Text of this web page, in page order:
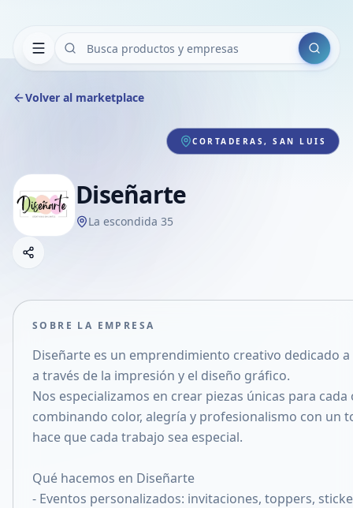
Buscar
Volver al marketplace
CORTADERAS, SAN LUIS
Diseñarte
La escondida 35
Compartir empresa
Compartir en X
SOBRE LA EMPRESA
Diseñarte es un emprendimiento creativo dedicado
a través de la impresión y el diseño gráfico.
Nos especializamos en crear piezas únicas para cada
combinando color, alegría y profesionalismo con un
hace que cada trabajo sea especial.
Qué hacemos en Diseñarte
- Eventos personalizados: invitaciones, toppers,